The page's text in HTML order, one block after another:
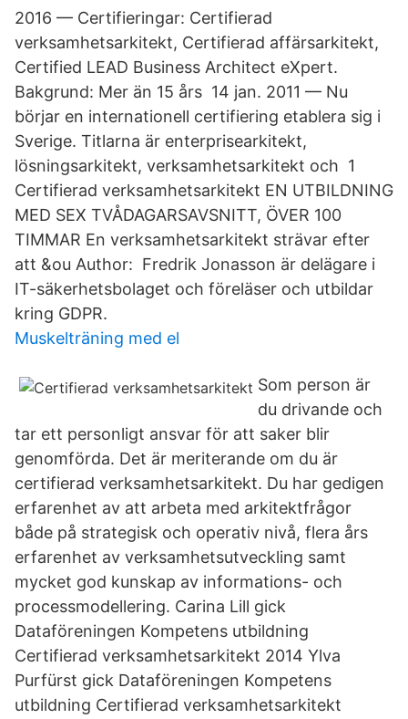
2016 — Certifieringar: Certifierad
verksamhetsarkitekt, Certifierad affärsarkitekt,
Certified LEAD Business Architect eXpert.
Bakgrund: Mer än 15 års 14 jan. 2011 — Nu
börjar en internationell certifiering etablera sig i
Sverige. Titlarna är enterprisearkitekt,
lösningsarkitekt, verksamhetsarkitekt och 1
Certifierad verksamhetsarkitekt EN UTBILDNING
MED SEX TVÅDAGARSAVSNITT, ÖVER 100
TIMMAR En verksamhetsarkitekt strävar efter
att &ou Author: Fredrik Jonasson är delägare i
IT-säkerhetsbolaget och föreläser och utbildar
kring GDPR.
Muskelträning med el
Som person är
du drivande och
tar ett personligt ansvar för att saker blir
genomförda. Det är meriterande om du är
certifierad verksamhetsarkitekt. Du har gedigen
erfarenhet av att arbeta med arkitektfrågor
både på strategisk och operativ nivå, flera års
erfarenhet av verksamhetsutveckling samt
mycket god kunskap av informations- och
processmodellering. Carina Lill gick
Dataföreningen Kompetens utbildning
Certifierad verksamhetsarkitekt 2014 Ylva
Purfürst gick Dataföreningen Kompetens
utbildning Certifierad verksamhetsarkitekt